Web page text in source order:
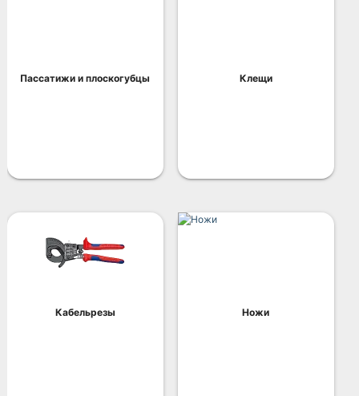
Пассатижи и плоскогубцы Клещи
Кабельрезы Ножи